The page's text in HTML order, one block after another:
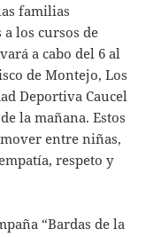
familias
los cursos de
a cabo del 6 al
de Montejo, Los
Deportiva Caucel
la mañana. Estos
entre niñas,
respeto y
“Bardas de la